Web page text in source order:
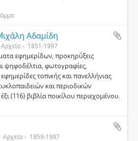
Αδαμίδη
Αρχείο 1851-1997
εφημερίδων, προκηρύξεις
ψηφοδέλτια, φωτογραφίες,
τοπικής και πανελλήνιας
και περιοδικών
(116) βιβλία ποικίλου περιεχομένου.
Αρχείο 1959-1997